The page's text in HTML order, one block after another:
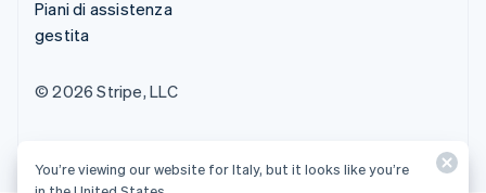
Piani di assistenza
gestita
© 2026 Stripe, LLC
You’re viewing our website for Italy, but it looks like you’re